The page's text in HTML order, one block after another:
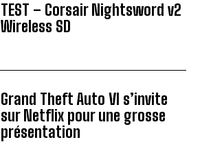
TEST – Corsair Nightsword v2
Wireless SD
Grand Theft Auto VI s’invite
sur Netflix pour une grosse
présentation